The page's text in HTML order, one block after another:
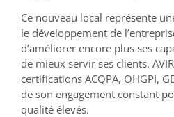
Ce nouveau local représente
le développement de
d’améliorer encore plus ses
de mieux servir ses clients.
certifications ACQPA, OHGPI,
de son engagement constant
qualité élevés.